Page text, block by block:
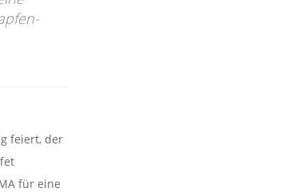
feiert, der
für eine